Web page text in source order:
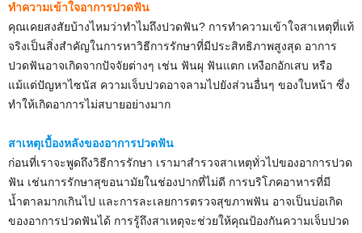
ทำความเข้าใจอาการปวดฟัน
คุณเคยสงสัยบ้างไหมว่าทำไมถึงปวดฟัน? การทำความเข้าใจสาเหตุที่แท้
จริงเป็นสิ่งสำคัญในการหาวิธีการรักษาที่มีประสิทธิภาพสูงสุด อาการ
ปวดฟันอาจเกิดจากปัจจัยต่างๆ เช่น ฟันผุ ฟันแตก เหงือกอักเสบ หรือ
แม้แต่ปัญหาไซนัส ความเจ็บปวดอาจลามไปยังส่วนอื่นๆ ของใบหน้า ซึ่ง
ทำให้เกิดอาการไม่สบายอย่างมาก
สาเหตุเบื้องหลังของอาการปวดฟัน
ก่อนที่เราจะพูดถึงวิธีการรักษา เรามาสำรวจสาเหตุทั่วไปของอาการปวด
ฟัน เช่นการรักษาสุขอนามัยในช่องปากที่ไม่ดี การบริโภคอาหารที่มี
น้ำตาลมากเกินไป และการละเลยการตรวจสุขภาพฟัน อาจเป็นบ่อเกิด
ของอาการปวดฟันได้ การรู้ถึงสาเหตุจะช่วยให้คุณป้องกันความเจ็บปวด